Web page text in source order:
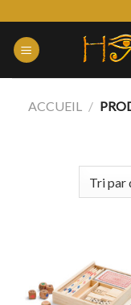
content
ACCUEIL /